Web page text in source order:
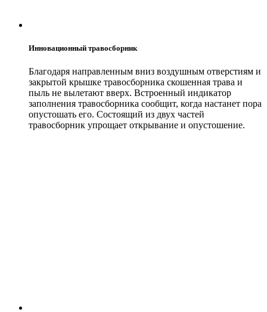
Инновационный травосборник
Благодаря направленным вниз воздушным отверстиям и
закрытой крышке травосборника скошенная трава и
пыль не вылетают вверх. Встроенный индикатор
заполнения травосборника сообщит, когда настанет пора
опустошать его. Состоящий из двух частей
травосборник упрощает открывание и опустошение.